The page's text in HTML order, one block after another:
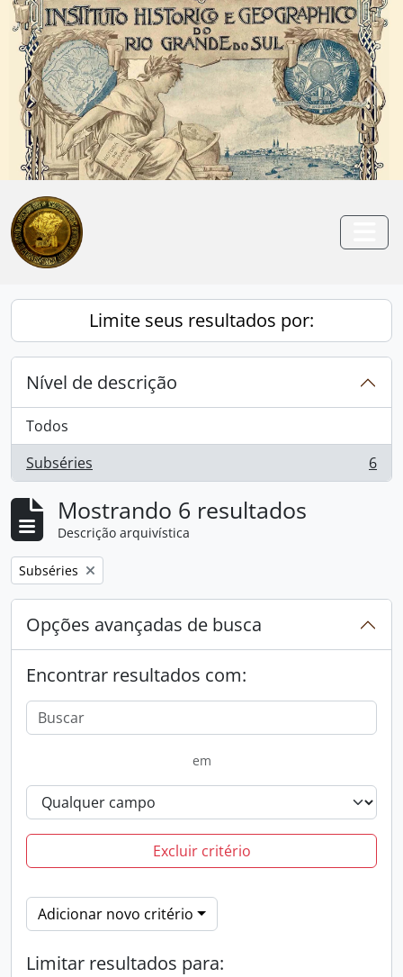
Skip to main content
Anterior
Limite seus resultados por:
Nível de descrição
Todos
Subséries
, 6 resultados 6
Mostrando 6 resultados
Descrição arquivística
Remover filtro:
Subséries
Opções avançadas de busca
Encontrar resultados com:
em
Excluir critério
Adicionar novo critério
Limitar resultados para: